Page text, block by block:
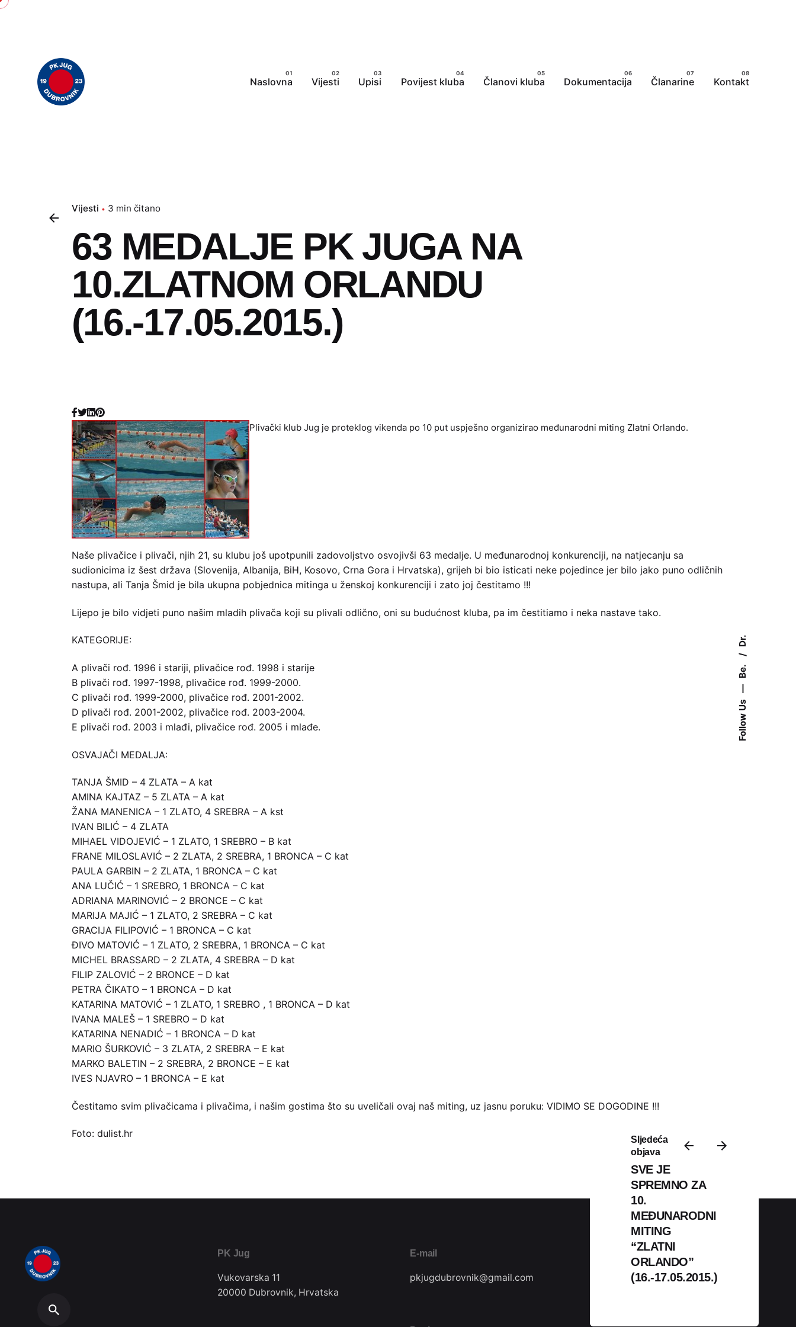
Follow Us
Be.
Dr.
Skip
Naslovna Vijesti Upisi Povijest kluba Članovi kluba Dokumentacija Članarine Kontakt
Vijesti 3 min čitano
63 MEDALJE PK JUGA NA
10.ZLATNOM ORLANDU
(16.-17.05.2015.)
Plivački klub Jug je proteklog vikenda po 10 put uspješno organizirao međunarodni miting Zlatni Orlando.
Naše plivačice i plivači, njih 21, su klubu još upotpunili zadovoljstvo osvojivši 63 medalje. U međunarodnoj konkurenciji, na natjecanju sa
sudionicima iz šest država (Slovenija, Albanija, BiH, Kosovo, Crna Gora i Hrvatska), grijeh bi bio isticati neke pojedince jer bilo jako puno odličnih
nastupa, ali Tanja Šmid je bila ukupna pobjednica mitinga u ženskoj konkurenciji i zato joj čestitamo !!!
Lijepo je bilo vidjeti puno našim mladih plivača koji su plivali odlično, oni su budućnost kluba, pa im čestitiamo i neka nastave tako.
KATEGORIJE:
A plivači rođ. 1996 i stariji, plivačice rođ. 1998 i starije
B plivači rođ. 1997-1998, plivačice rođ. 1999-2000.
C plivači rođ. 1999-2000, plivačice rođ. 2001-2002.
D plivači rođ. 2001-2002, plivačice rođ. 2003-2004.
E plivači rođ. 2003 i mlađi, plivačice rođ. 2005 i mlađe.
OSVAJAČI MEDALJA:
TANJA ŠMID – 4 ZLATA – A kat
AMINA KAJTAZ – 5 ZLATA – A kat
ŽANA MANENICA – 1 ZLATO, 4 SREBRA – A kst
IVAN BILIĆ – 4 ZLATA
MIHAEL VIDOJEVIĆ – 1 ZLATO, 1 SREBRO – B kat
FRANE MILOSLAVIĆ – 2 ZLATA, 2 SREBRA, 1 BRONCA – C kat
PAULA GARBIN – 2 ZLATA, 1 BRONCA – C kat
ANA LUČIĆ – 1 SREBRO, 1 BRONCA – C kat
ADRIANA MARINOVIĆ – 2 BRONCE – C kat
MARIJA MAJIĆ – 1 ZLATO, 2 SREBRA – C kat
GRACIJA FILIPOVIĆ – 1 BRONCA – C kat
ĐIVO MATOVIĆ – 1 ZLATO, 2 SREBRA, 1 BRONCA – C kat
MICHEL BRASSARD – 2 ZLATA, 4 SREBRA – D kat
FILIP ZALOVIĆ – 2 BRONCE – D kat
PETRA ČIKATO – 1 BRONCA – D kat
KATARINA MATOVIĆ – 1 ZLATO, 1 SREBRO , 1 BRONCA – D kat
IVANA MALEŠ – 1 SREBRO – D kat
KATARINA NENADIĆ – 1 BRONCA – D kat
MARIO ŠURKOVIĆ – 3 ZLATA, 2 SREBRA – E kat
MARKO BALETIN – 2 SREBRA, 2 BRONCE – E kat
IVES NJAVRO – 1 BRONCA – E kat
Čestitamo svim plivačicama i plivačima, i našim gostima što su uveličali ovaj naš miting, uz jasnu poruku: VIDIMO SE DOGODINE !!!
Foto: dulist.hr
Sljedeća
objava
SVE JE
SPREMNO ZA
10.
MEĐUNARODNI
MITING
“ZLATNI
ORLANDO”
(16.-17.05.2015.)
PK Jug
Vukovarska 11
20000 Dubrovnik, Hrvatska
E-mail
pkjugdubrovnik@gmail.com